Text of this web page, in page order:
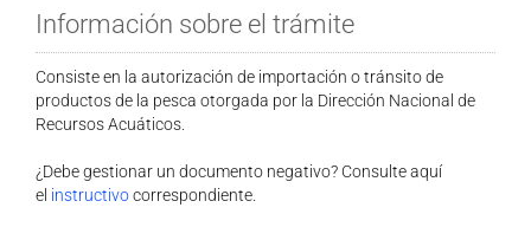
Información sobre el trámite
Consiste en la autorización de importación o tránsito de
productos de la pesca otorgada por la Dirección Nacional de
Recursos Acuáticos.
¿Debe gestionar un documento negativo? Consulte aquí
el instructivocorrespondiente.